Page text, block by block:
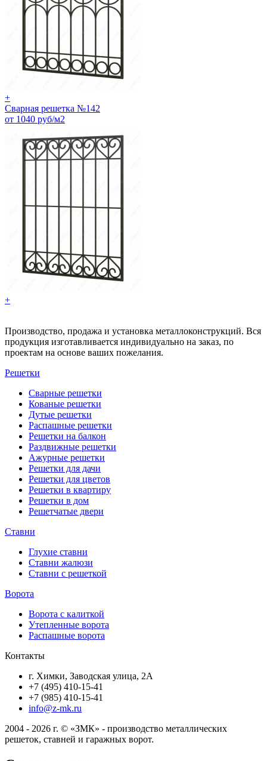
+
Сварная решетка №142
от 1040 руб/м2
+
Производство, продажа и установка металлоконструкций. Вся
продукция изготавливается индивидуально на заказ, по
проектам на основе ваших пожелания.
Решетки
Сварные решетки
Кованые решетки
Дутые решетки
Распашные решетки
Решетки на балкон
Раздвижные решетки
Ажурные решетки
Решетки для дачи
Решетки для цветов
Решетки в квартиру
Решетки в дом
Решетчатые двери
Ставни
Глухие ставни
Ставни жалюзи
Ставни с решеткой
Ворота
Ворота с калиткой
Утепленные ворота
Распашные ворота
Контакты
г. Химки, Заводская улица, 2А
+7 (495) 410-15-41
+7 (985) 410-15-41
info@z-mk.ru
2004 - 2026 г. © «ЗМК» - производство металлических
решеток, ставней и гаражных ворот.